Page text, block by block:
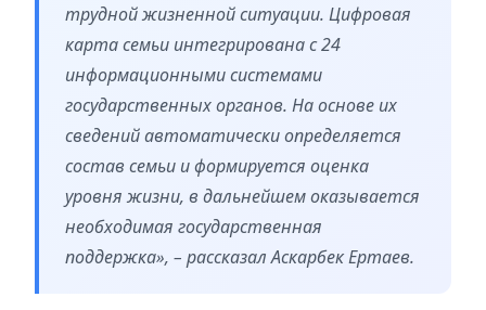
трудной жизненной ситуации. Цифровая
карта семьи интегрирована с 24
информационными системами
государственных органов. На основе их
сведений автоматически определяется
состав семьи и формируется оценка
уровня жизни, в дальнейшем оказывается
необходимая государственная
поддержка», – рассказал Аскарбек Ертаев.